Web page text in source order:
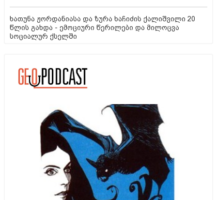
ხათუნა ჟორდანიასა და ზურა ხაჩიძის ქალიშვილი 20
წლის გახდა - ემოციური წერილები და მილოცვა
სოციალურ ქსელში